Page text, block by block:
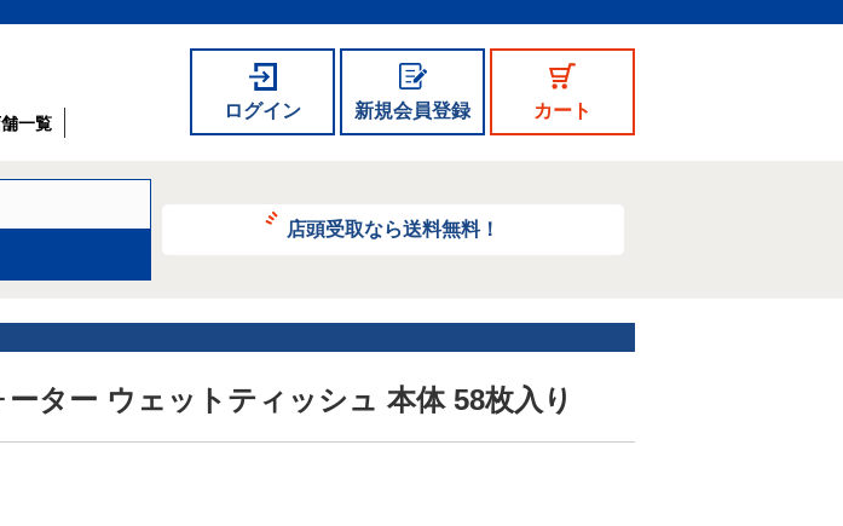
ログイン 新規会員登録 カート
一覧
店頭受取なら送料無料！
ター ウェットティッシュ 本体 58枚入り